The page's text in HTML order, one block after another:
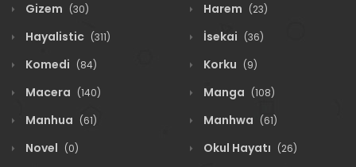
Gizem (30) Harem (23)
Hayalistic (311) İsekai (36)
Komedi (84) Korku (9)
Macera (140) Manga (108)
Manhua (61) Manhwa (61)
Novel (0) Okul Hayatı (26)